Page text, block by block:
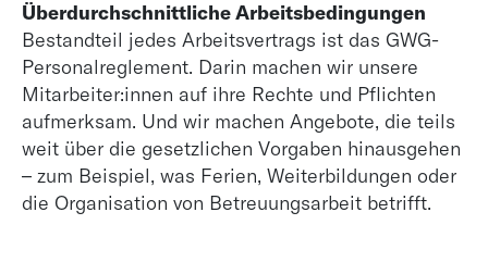
Überdurchschnittliche Arbeitsbedingungen
Bestandteil jedes Arbeitsvertrags ist das GWG-
Personalreglement. Darin machen wir unsere
Mitarbeiter:innen auf ihre Rechte und Pflichten
aufmerksam. Und wir machen Angebote, die teils
weit über die gesetzlichen Vorgaben hinausgehen
– zum Beispiel, was Ferien, Weiterbildungen oder
die Organisation von Betreuungsarbeit betrifft.